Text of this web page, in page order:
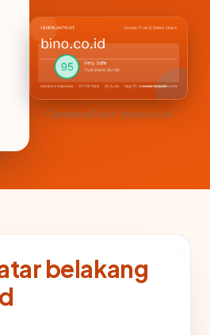
CemerlanTrust · bino.co.id
belakang